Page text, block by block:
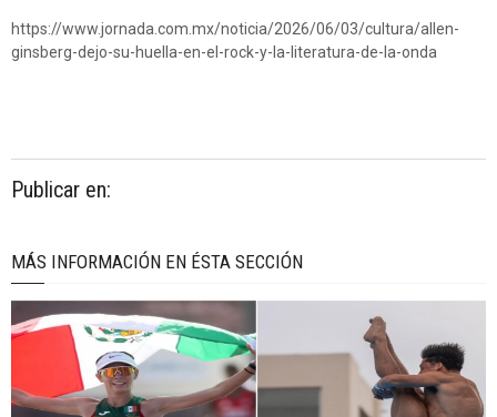
https://www.jornada.com.mx/noticia/2026/06/03/cultura/allen-
ginsberg-dejo-su-huella-en-el-rock-y-la-literatura-de-la-onda
Publicar en:
MÁS INFORMACIÓN EN ÉSTA SECCIÓN